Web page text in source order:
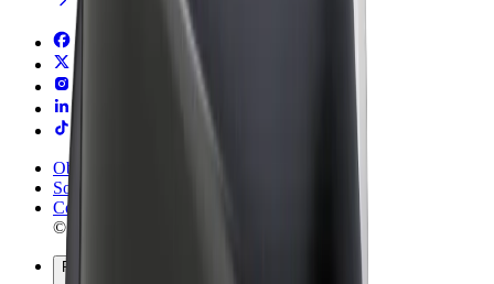
Obchodní podmínky
Soukromí
Cookies
© 2026 Bolt Technology OÜ
Produkty